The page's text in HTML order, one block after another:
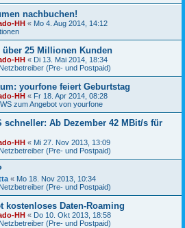
nachbuchen!
HH « Mo 4. Aug 2014, 14:12
25 Millionen Kunden
HH « Di 13. Mai 2014, 18:34
(Pre- und Postpaid)
yourfone feiert Geburtstag
HH « Fr 18. Apr 2014, 08:28
zum Angebot von yourfone
schneller: Ab Dezember 42 MBit/s für
HH « Mi 27. Nov 2013, 13:09
(Pre- und Postpaid)
« Mo 18. Nov 2013, 10:34
(Pre- und Postpaid)
kostenloses Daten-Roaming
HH « Do 10. Okt 2013, 18:58
(Pre- und Postpaid)